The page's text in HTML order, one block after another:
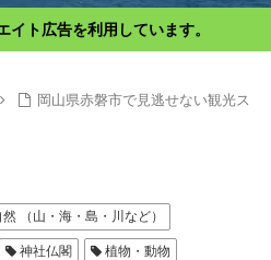
ト広告を利用しています。
岡山県赤磐市で見逃せない観光ス
然 （山・海・島・川など）
神社仏閣 植物・動物